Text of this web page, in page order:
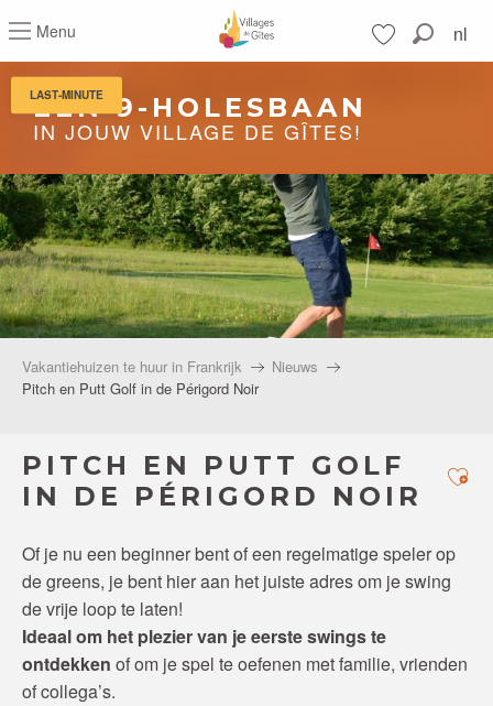
au
contenu
principal
LAST-MINUTE
Menu
Zoek op
nl
EEN 9-HOLESBAAN
IN JOUW VILLAGE DE GÎTES!
Vakantiehuizen te huur in Frankrijk
Nieuws
Pitch en Putt Golf in de Périgord Noir
PITCH EN PUTT GOLF
IN DE PÉRIGORD NOIR
Of je nu een beginner bent of een regelmatige speler op
de greens, je bent hier aan het juiste adres om je swing
de vrije loop te laten!
Ideaal om het plezier van je eerste swings te
ontdekken of om je spel te oefenen met familie, vrienden
of collega’s.